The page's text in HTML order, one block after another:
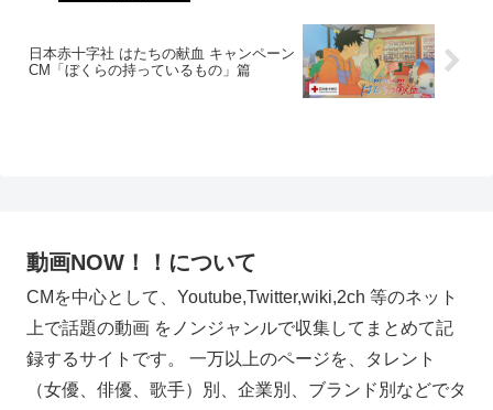
日本赤十字社 はたちの献血 キャンペーン
CM「ぼくらの持っているもの」篇
動画NOW！！について
CMを中心として、Youtube,Twitter,wiki,2ch 等のネット
上で話題の動画 をノンジャンルで収集してまとめて記
録するサイトです。 一万以上のページを、タレント
（女優、俳優、歌手）別、企業別、ブランド別などでタ